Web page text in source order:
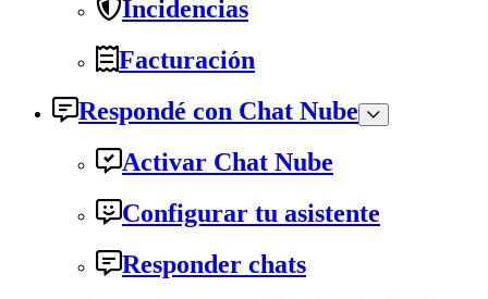
Incidencias
Facturación
Respondé con Chat Nube
Activar Chat Nube
Configurar tu asistente
Responder chats